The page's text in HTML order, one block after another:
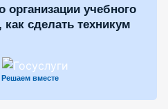
организации учебного
как сделать техникум
Решаем вместе